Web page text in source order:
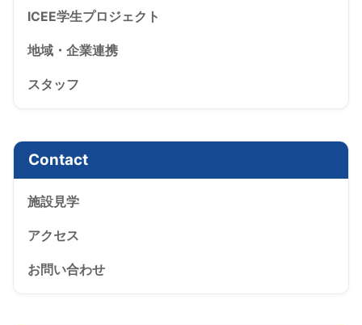
ICEE学生プロジェクト
地域・企業連携
スタッフ
Contact
施設見学
アクセス
お問い合わせ